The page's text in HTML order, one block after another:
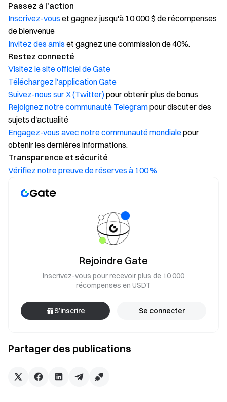
Passez à l'action
Inscrivez-vous et gagnez jusqu'à 10 000 $ de récompenses
de bienvenue
Invitez des amis et gagnez une commission de 40%.
Restez connecté
Visitez le site officiel de Gate
Téléchargez l'application Gate
Suivez-nous sur X (Twitter)pour obtenir plus de bonus
Rejoignez notre communauté Telegrampour discuter des
sujets d'actualité
Engagez-vous avec notre communauté mondialepour
obtenir les dernières informations.
Transparence et sécurité
Vérifiez notre preuve de réserves à 100 %
Partager des publications
Rejoindre Gate
Inscrivez-vous pour recevoir plus de 10 000
récompenses en USDT
S’inscrire Se connecter